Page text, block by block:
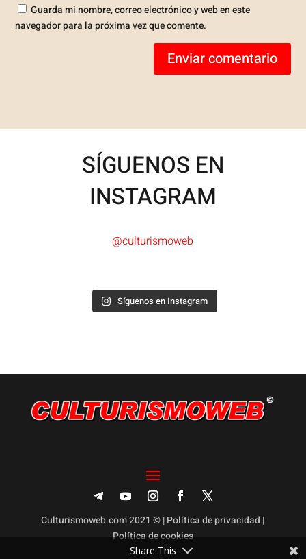
Guarda mi nombre, correo electrónico y web en este
navegador para la próxima vez que comente.
Enviar comentario
SÍGUENOS EN
INSTAGRAM
@culturismoweb
Síguenos en Instagram
Culturismoweb.com 2021 © |Política de privacidad |
Política de cookies
Share This